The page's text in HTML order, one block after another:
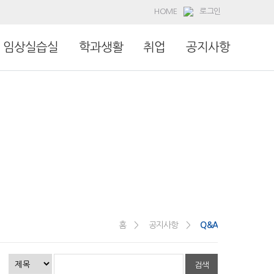
HOME 로그인
임상실습실 학과생활 취업 공지사항
홈 > 공지사항 > Q&A
검색